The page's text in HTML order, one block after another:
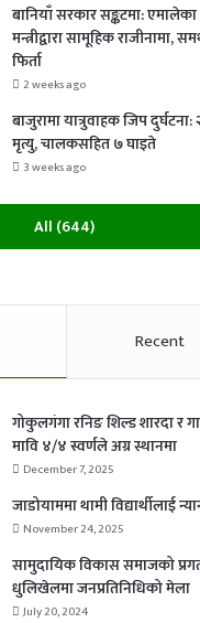
बानियाँ सरकार सङ्कटमा:
मन्त्रीद्वारा सामूहिक राजीनामा,
फिर्ता
2 weeks ago
बाजुरामा यात्रुवाहक जिप
मृत्यु, चालकसहित ७ घाइते
3 weeks ago
All (644)
Recent
गोकुलगंगा रनिङ शिल्ड शारदा र
मावि ४/४ स्वर्णले अग्र स्थानमा
December 7, 2025
जाडोयाममा थामी विद्यार्थीलाई
November 24, 2025
सामुदायिक विकास समाजको
धुलिखेलमा जनप्रतिनिधिको मेला
July 20, 2024